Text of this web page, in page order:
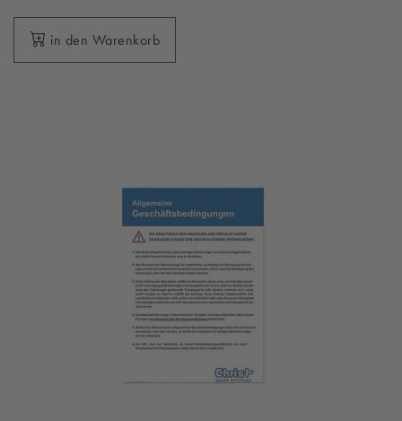
in den Warenkorb